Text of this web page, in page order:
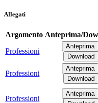
Allegati
Argomento Anteprima/
Professioni
Professioni
Professioni